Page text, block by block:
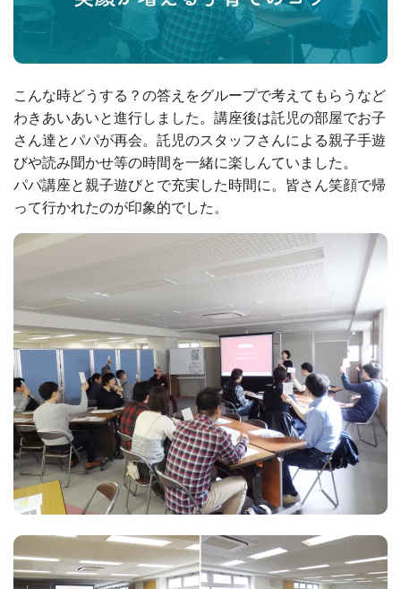
こんな時どうする？の答えをグループで考えてもらうなど
わきあいあいと進行しました。講座後は託児の部屋でお子
さん達とパパが再会。託児のスタッフさんによる親子手遊
びや読み聞かせ等の時間を一緒に楽しんていました。
パパ講座と親子遊びとで充実した時間に。皆さん笑顔で帰
って行かれたのが印象的でした。